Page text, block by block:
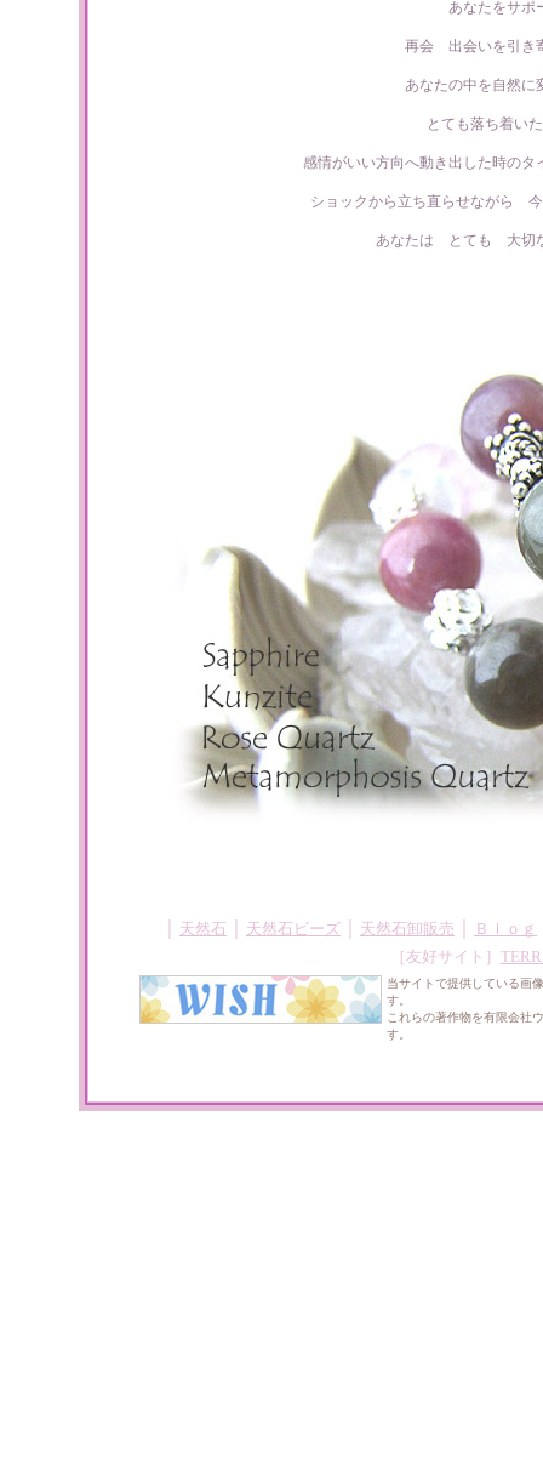
あなたをサポ
再会 出会いを引き
あなたの中を自然に
とても落ち着い
感情がいい方向へ動き出した時の
ショックから立ち直らせながら
あなたは とても 大切
天然石 天然石ビーズ 天然石卸販売 Ｂｌｏｇ
［友好サイト］
当サイトで提供している画
す。
これらの著作物を有限会社
す。